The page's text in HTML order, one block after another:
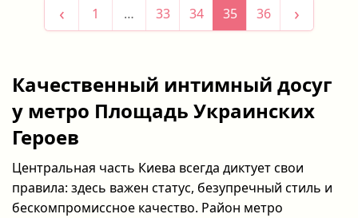
‹ 1 … 33 34 35 36 ›
Качественный интимный досуг
у метро Площадь Украинских
Героев
Центральная часть Киева всегда диктует свои
правила: здесь важен статус, безупречный стиль и
бескомпромиссное качество. Район метро